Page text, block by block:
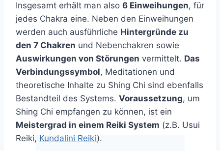
Insgesamt erhält man also 6 Einweihungen, für
jedes Chakra eine. Neben den Einweihungen
werden auch ausführliche Hintergründe zu
den 7 Chakren und Nebenchakren sowie
Auswirkungen von Störungen vermittelt. Das
Verbindungssymbol, Meditationen und
theoretische Inhalte zu Shing Chi sind ebenfalls
Bestandteil des Systems. Voraussetzung, um
Shing Chi empfangen zu können, ist ein
Meistergrad in einem Reiki System (z.B. Usui
Reiki, Kundalini Reiki).